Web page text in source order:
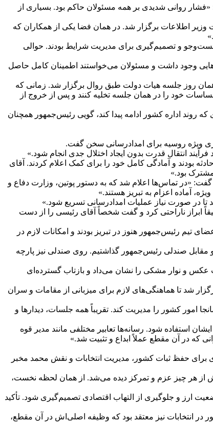
روانی شدیدی بر همه مسئولان حاکم بود. بسیاری از
اطلاعات برگزار شد. در همان فضا یکی از همکاران که
و تصمیم‌گیری برای مدیریت شرایط بودند. حوالی
تردیدهایی وجود داشت و مسئولان می‌خواستند اطمینان کامل حاصل
روز جلسه هیات دولت طبق روال برگزار شد. زمانی که
خود را در همان جلسه تخلیه کنند و پس از خروج از
روند اداره کشور ادامه پیدا کند، گویی رئیس‌جمهور همچنان
ویژه روسیه برای امدادرسانی سخن گفت.
انتقال قدرت بدون ایجاد اختلال جدی انجام شود.»
بودند و آمادگی کامل خود را برای کمک اعلام کردند. آقای
بود.»
«در تماس‌ها اعلام شد که به دستور پوتین، وزارت دفاع و
آماده اعزام به تبریز هستند.»
تا در صورت نیاز عملیات امدادرسانی تسریع شود.»
ابراز ناراحتی کرد و گفت شخصاً آقای رئیسی را از دست
تیم رئیس‌جمهور هنوز در تبریز بودند و امکانات لازم در
صندلی رئیس‌جمهور گذاشتیم. روی صندلی نیز پارچه
و نوار مشکی را نشان می‌داد و بازتاب گسترده‌ای
شد تا هماهنگی‌های لازم برای میزبانی از مقامات و سران
امور کشور را مدیریت کند. تقریباً همه جلسات، دیدارها و
استفاده شود. رسانه‌ها تعابیر مختلفی مانند مدیر قوه
که در آن مقطع عملاً ابداع و تثبیت شد.»
حفظ ثبات کشور، مدیریت انتخابات و نقش محمد مخبر
از هر چیز عزم و تمرکز دیده می‌شد. از همان لحظه نخست،
ارز و جلوگیری از التهاب اقتصادی تصمیم‌گیری شود. تأکید
حضور در انتخابات نیز معتقد بود که وظیفه اصلی‌اش در آن مقطع،